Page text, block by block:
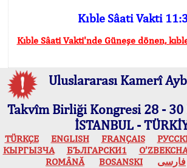
Kıble Sâati Vakti
Kıble Sâati Vakti'nde Güneşe dönen,
Uluslararası Kamerî
Takvîm Birliği Kongresi 28 - 30
İSTANBUL -
TÜRKÇE ENGLISH FRANÇAIS
КЫPГЫЗЧA
БЪЛГАРСКИ1
ROMÂNĂ
BOSANSKI فارسی